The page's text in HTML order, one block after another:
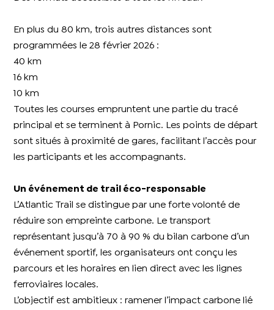
En plus du 80 km, trois autres distances sont
programmées le 28 février 2026 :
40 km
16 km
10 km
Toutes les courses empruntent une partie du tracé
principal et se terminent à Pornic. Les points de départ
sont situés à proximité de gares, facilitant l’accès pour
les participants et les accompagnants.
Un événement de trail éco-responsable
L’Atlantic Trail se distingue par une forte volonté de
réduire son empreinte carbone. Le transport
représentant jusqu’à 70 à 90 % du bilan carbone d’un
événement sportif, les organisateurs ont conçu les
parcours et les horaires en lien direct avec les lignes
ferroviaires locales.
L’objectif est ambitieux : ramener l’impact carbone lié